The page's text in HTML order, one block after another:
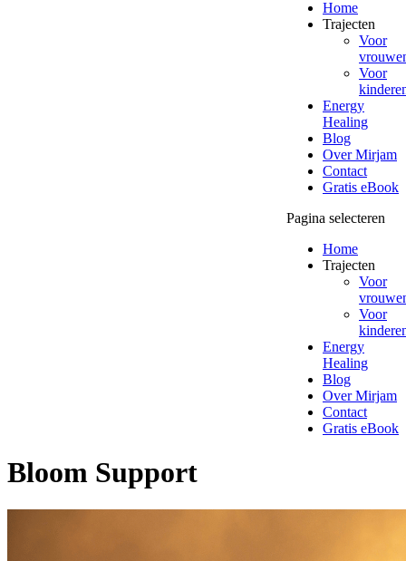
Home
Trajecten
Voor
Voor
Energy
Healing
Blog
Over Mirjam
Contact
Gratis eBook
Pagina selecteren
Home
Trajecten
Voor
Voor
Energy
Healing
Blog
Over Mirjam
Contact
Gratis eBook
Bloom Support